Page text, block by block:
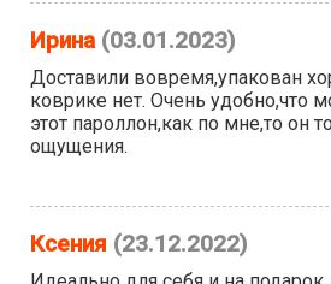
Ирина (03.01.2023)
Доставили вовремя,упакован
коврике нет. Очень удобно,что
этот пароллон,как по мне,то он
ощущения.
Ксения (23.12.2022)